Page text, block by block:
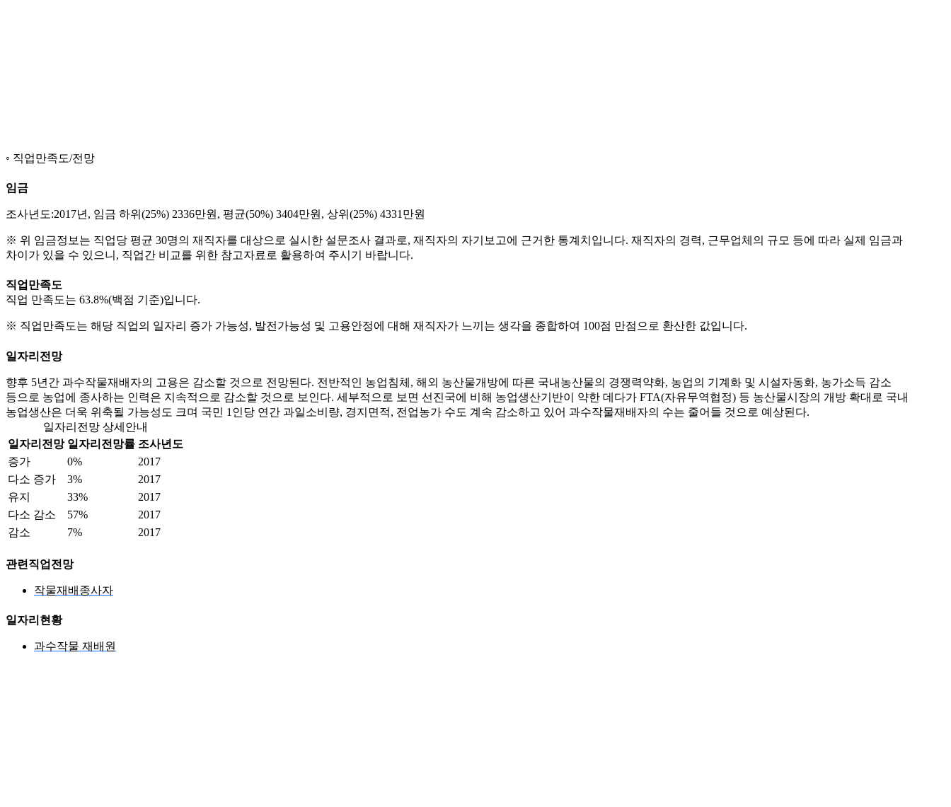
직업만족도/전망
임금
조사년도:2017년, 임금 하위(25%) 2336만원, 평균(50%) 3404만원, 상위(25%) 4331만원
※ 위 임금정보는 직업당 평균 30명의 재직자를 대상으로 실시한 설문조사 결과로, 재직자의 자기보고에 근거한 통계치입니다. 재직자의 경력, 근무업체의 규모 등에 따라 실제 임금과
차이가 있을 수 있으니, 직업간 비교를 위한 참고자료로 활용하여 주시기 바랍니다.
직업만족도
직업 만족도는 63.8%(백점 기준)입니다.
※ 직업만족도는 해당 직업의 일자리 증가 가능성, 발전가능성 및 고용안정에 대해 재직자가 느끼는 생각을 종합하여 100점 만점으로 환산한 값입니다.
일자리전망
향후 5년간 과수작물재배자의 고용은 감소할 것으로 전망된다. 전반적인 농업침체, 해외 농산물개방에 따른 국내농산물의 경쟁력약화, 농업의 기계화 및 시설자동화, 농가소득 감소
등으로 농업에 종사하는 인력은 지속적으로 감소할 것으로 보인다. 세부적으로 보면 선진국에 비해 농업생산기반이 약한 데다가 FTA(자유무역협정) 등 농산물시장의 개방 확대로 국내
농업생산은 더욱 위축될 가능성도 크며 국민 1인당 연간 과일소비량, 경지면적, 전업농가 수도 계속 감소하고 있어 과수작물재배자의 수는 줄어들 것으로 예상된다.
일자리전망 상세안내
일자리전망 일자리전망률 조사년도
증가
0%
2017
다소 증가
3%
2017
유지
33%
2017
다소 감소
57%
2017
감소
7% 2017
관련직업전망
작물재배종사자
일자리현황
과수작물 재배원